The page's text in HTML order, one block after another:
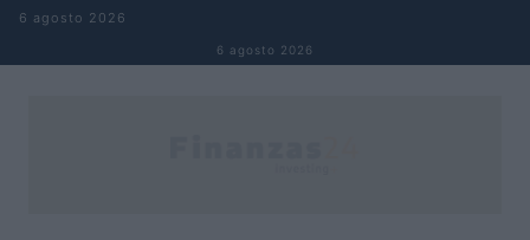
Saltar al contenido
6 agosto 2026
6 agosto 2026